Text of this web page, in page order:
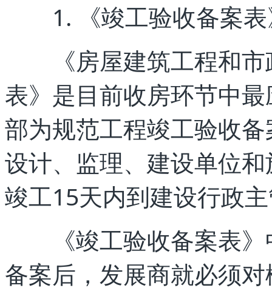
1. 《竣工验收备案表
《房屋建筑工程和市
表》是目前收房环节中
部为规范工程竣工验收
设计、监理、建设单位
竣工15天内到建设行政
《竣工验收备案表》
备案后，发展商就必须